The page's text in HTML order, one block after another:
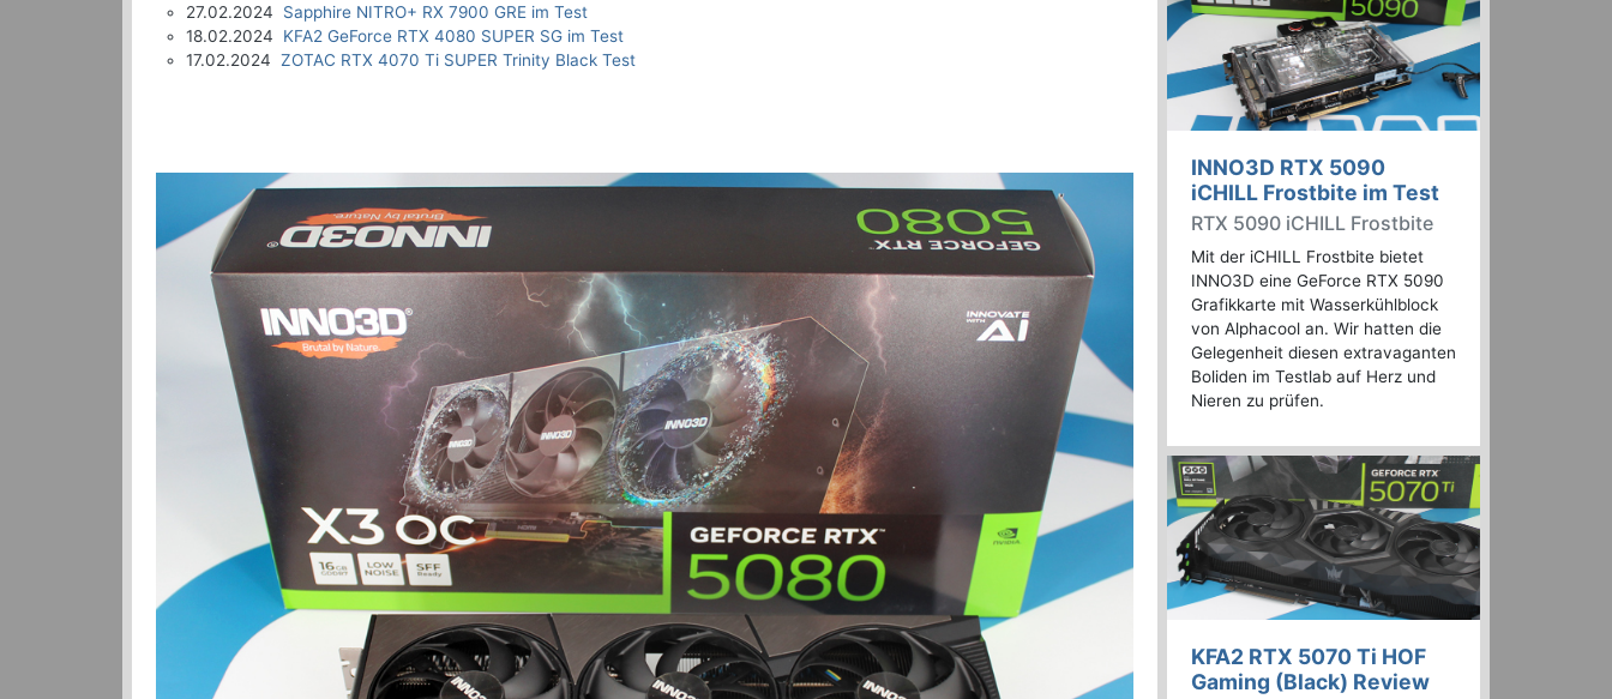
27.02.2024 Sapphire NITRO+ RX 7900 GRE im Test
18.02.2024 KFA2 GeForce RTX 4080 SUPER SG im Test
17.02.2024 ZOTAC RTX 4070 Ti SUPER Trinity Black Test
INNO3D RTX 5090
iCHILL Frostbite im Test
RTX 5090 iCHILL Frostbite
Mit der iCHILL Frostbite bietet
INNO3D eine GeForce RTX 5090
Grafikkarte mit Wasserkühlblock
von Alphacool an. Wir hatten die
Gelegenheit diesen extravaganten
Boliden im Testlab auf Herz und
Nieren zu prüfen.
KFA2 RTX 5070 Ti HOF
Gaming (Black) Review